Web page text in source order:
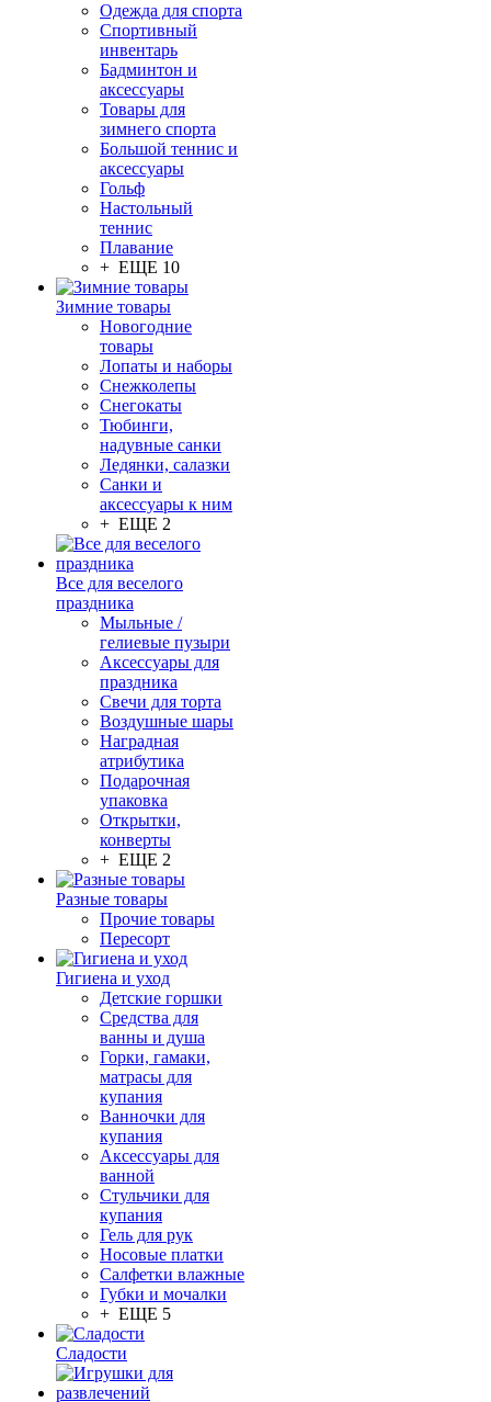
Одежда для спорта
Спортивный
инвентарь
Бадминтон и
аксессуары
Товары для
зимнего спорта
Большой теннис и
аксессуары
Гольф
Настольный
теннис
Плавание
+ ЕЩЕ 10
Зимние товары
Новогодние
товары
Лопаты и наборы
Снежколепы
Снегокаты
Тюбинги,
надувные санки
Ледянки, салазки
Санки и
аксессуары к ним
+ ЕЩЕ 2
Все для веселого
праздника
Мыльные /
гелиевые пузыри
Аксессуары для
праздника
Свечи для торта
Воздушные шары
Наградная
атрибутика
Подарочная
упаковка
Открытки,
конверты
+ ЕЩЕ 2
Разные товары
Прочие товары
Пересорт
Гигиена и уход
Детские горшки
Средства для
ванны и душа
Горки, гамаки,
матрасы для
купания
Ванночки для
купания
Аксессуары для
ванной
Стульчики для
купания
Гель для рук
Носовые платки
Салфетки влажные
Губки и мочалки
+ ЕЩЕ 5
Сладости